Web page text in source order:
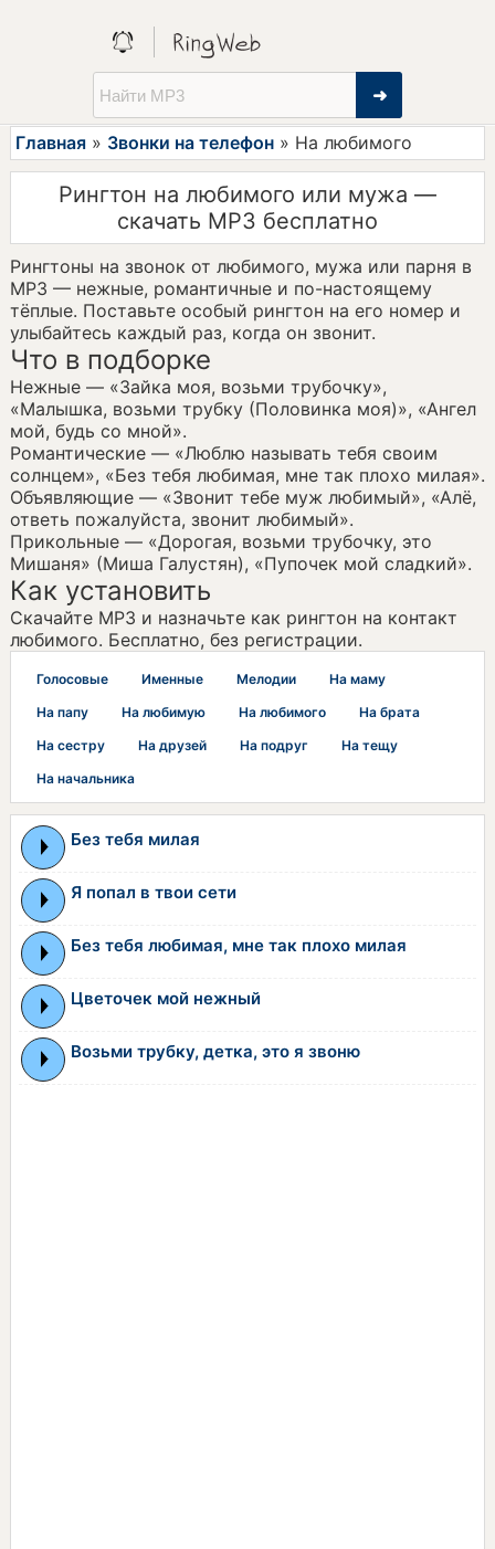
➜
Главная » Звонки на телефон » На любимого
Рингтон на любимого или мужа —
скачать MP3 бесплатно
Рингтоны на звонок от любимого, мужа или парня в
MP3 — нежные, романтичные и по-настоящему
тёплые. Поставьте особый рингтон на его номер и
улыбайтесь каждый раз, когда он звонит.
Что в подборке
Нежные — «Зайка моя, возьми трубочку»,
«Малышка, возьми трубку (Половинка моя)», «Ангел
мой, будь со мной».
Романтические — «Люблю называть тебя своим
солнцем», «Без тебя любимая, мне так плохо милая».
Объявляющие — «Звонит тебе муж любимый», «Алё,
ответь пожалуйста, звонит любимый».
Прикольные — «Дорогая, возьми трубочку, это
Мишаня» (Миша Галустян), «Пупочек мой сладкий».
Как установить
Скачайте MP3 и назначьте как рингтон на контакт
любимого. Бесплатно, без регистрации.
Голосовые Именные Мелодии
На маму
На папу
На любимую На любимого
На брата
На сестру
На друзей На подруг
На тещу
На начальника
Без тебя милая
Я попал в твои сети
Без тебя любимая, мне так плохо милая
Цветочек мой нежный
Возьми трубку, детка, это я звоню